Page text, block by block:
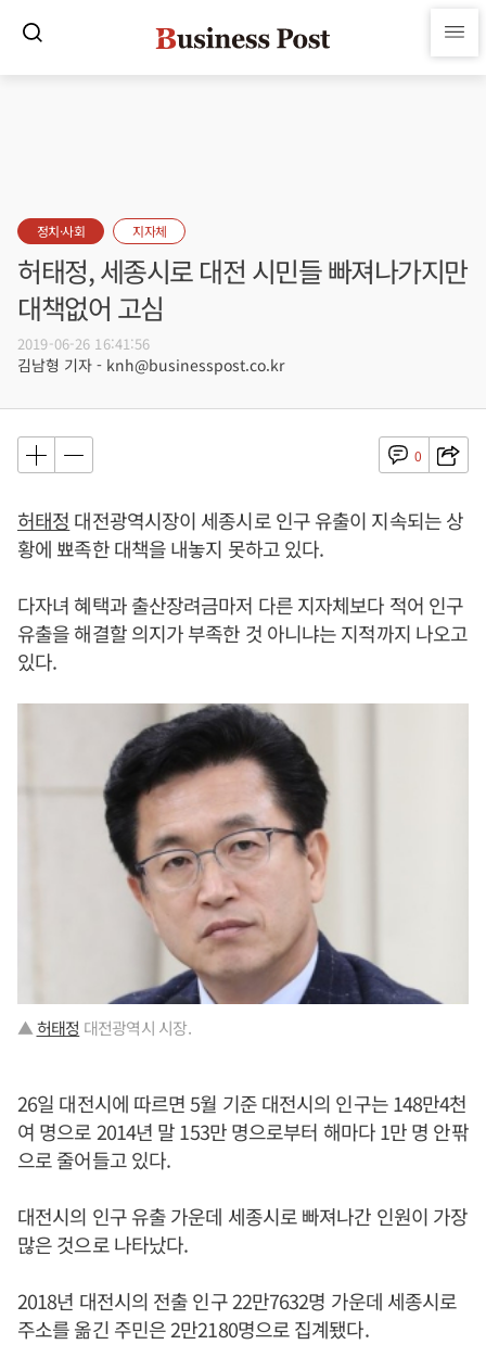
정치·사회 지자체
허태정, 세종시로 대전 시민들 빠져나가지만
대책없어 고심
2019-06-26 16:41:56
김남형 기자 - knh@businesspost.co.kr
0
허태정 대전광역시장이 세종시로 인구 유출이 지속되는 상
황에 뾰족한 대책을 내놓지 못하고 있다.
다자녀 혜택과 출산장려금마저 다른 지자체보다 적어 인구
유출을 해결할 의지가 부족한 것 아니냐는 지적까지 나오고
있다.
▲허태정 대전광역시 시장.
26일 대전시에 따르면 5월 기준 대전시의 인구는 148만4천
여 명으로 2014년 말 153만 명으로부터 해마다 1만 명 안팎
으로 줄어들고 있다.
대전시의 인구 유출 가운데 세종시로 빠져나간 인원이 가장
많은 것으로 나타났다.
2018년 대전시의 전출 인구 22만7632명 가운데 세종시로
주소를 옮긴 주민은 2만2180명으로 집계됐다.